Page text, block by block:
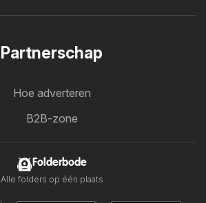
Partnerschap
Hoe adverteren
B2B-zone
Folderbode
Alle folders op één plaats